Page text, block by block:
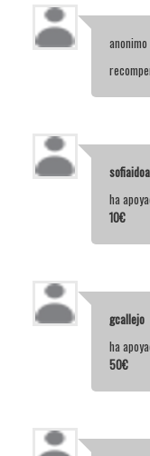
anonimo
ha
10€
gcallejo
ha
50€